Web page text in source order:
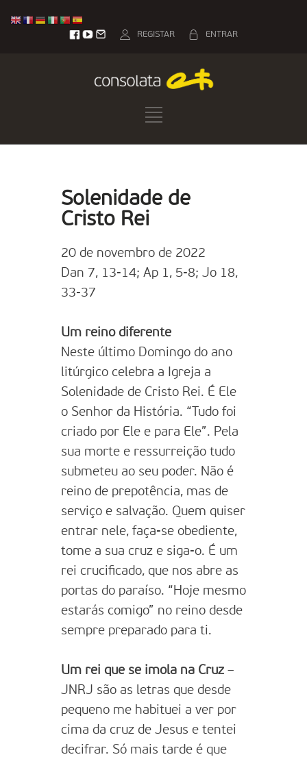
ENTRAR
REGISTAR
Solenidade de
Cristo Rei
20 de novembro de 2022
Dan 7, 13-14; Ap 1, 5-8; Jo 18,
33-37
Um reino diferente
Neste último Domingo do ano
litúrgico celebra a Igreja a
Solenidade de Cristo Rei. É Ele
o Senhor da História. “Tudo foi
criado por Ele e para Ele”. Pela
sua morte e ressurreição tudo
submeteu ao seu poder. Não é
reino de prepotência, mas de
serviço e salvação. Quem quiser
entrar nele, faça-se obediente,
tome a sua cruz e siga-o. É um
rei crucificado, que nos abre as
portas do paraíso. “Hoje mesmo
estarás comigo” no reino desde
sempre preparado para ti.
Um rei que se imola na Cruz –
JNRJ são as letras que desde
pequeno me habituei a ver por
cima da cruz de Jesus e tentei
decifrar. Só mais tarde é que